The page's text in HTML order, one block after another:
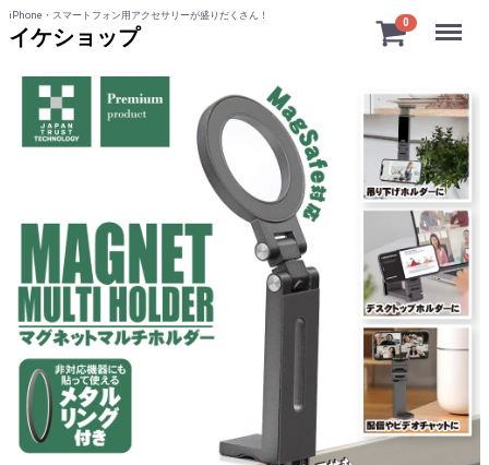
iPhone・スマートフォン用アクセサリーが盛りだくさん！
イケショップ
0 Menu